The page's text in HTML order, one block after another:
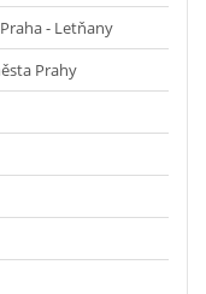
- Letňany
Prahy